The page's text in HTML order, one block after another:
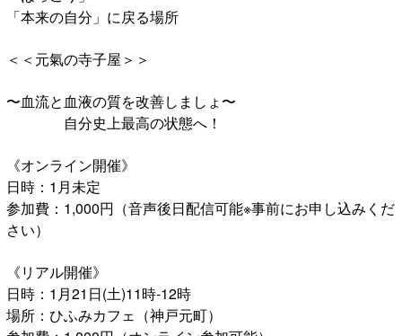
「本来の自分」に戻る場所
＜＜元氣の寺子屋＞＞
〜血流と血液の質を改善しましょ〜
自分史上最高の状態へ！
《オンライン開催》
日時：1月未定
参加費：1,000円（音声後日配信可能※事前にお申し込みくだ
さい）
《リアル開催》
日時：1月21日(土)11時-12時
場所：ひふみカフェ（神戸元町）